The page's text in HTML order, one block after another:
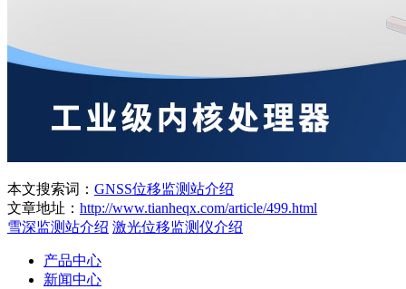
本文搜索词： GNSS位移监测站介绍
文章地址： http://www.tianheqx.com/article/499.html
雪深监测站介绍 激光位移监测仪介绍
产品中心
新闻中心